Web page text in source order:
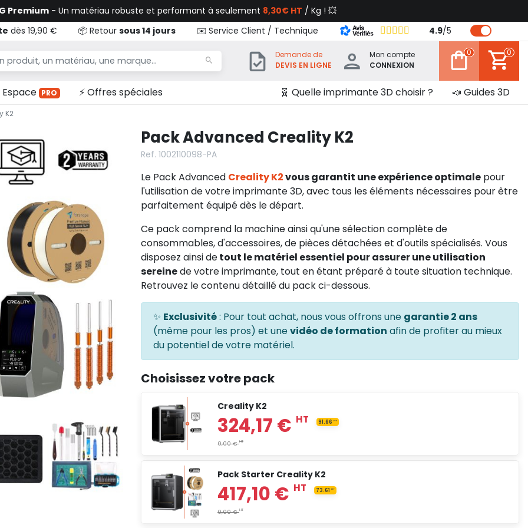
Premium - Un matériau robuste et performant à seulement 8,30€ HT / Kg ! 💥
dès 19,90 € 📦 Retour sous 14 jours ✉️ Service Client / Technique 4.9/5
Demande de
DEVIS EN LIGNE
Mon compte
CONNEXION
0 0
Espace PRO ⚡ Offres spéciales 🧬 Quelle imprimante 3D choisir ? 📣 Guides 3D
K2
Pack Advanced Creality K2
Ref. 1002110098-PA
Le Pack Advanced Creality K2vous garantit une expérience optimale pour
l'utilisation de votre imprimante 3D, avec tous les éléments nécessaires pour être
parfaitement équipé dès le départ.
Ce pack comprend la machine ainsi qu'une sélection complète de
consommables, d'accessoires, de pièces détachées et d'outils spécialisés. Vous
disposez ainsi detout le matériel essentiel pour assurer une utilisation
sereinede votre imprimante, tout en étant préparé à toute situation technique.
Retrouvez le contenu détaillé du pack ci-dessous.
✨ Exclusivité: Pour tout achat, nous vous offrons une garantie 2 ans
(même pour les pros) et unevidéo de formation afin de profiter au mieux
du potentiel de votre matériel.
Choisissez votre pack
Creality K2
Pack Starter Creality K2